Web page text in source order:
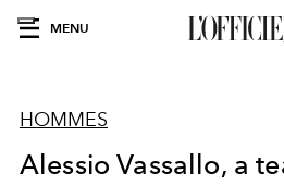
MENU
HOMMES
Alessio Vassallo, a